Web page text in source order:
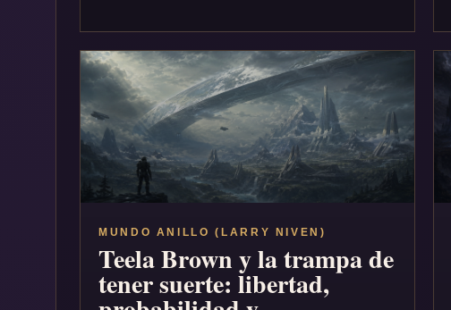
MUNDO ANILLO (LARRY NIVEN)
Teela Brown y la trampa de
tener suerte: libertad,